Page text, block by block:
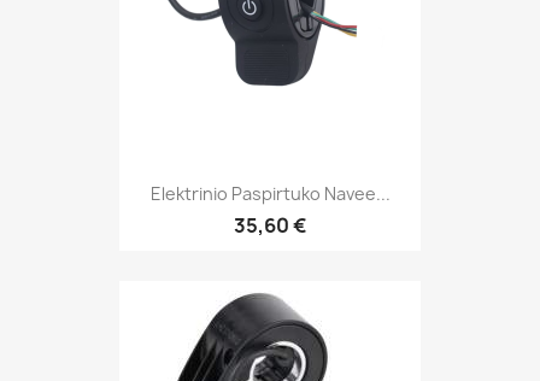
Elektrinio Paspirtuko Navee...
35,60 €